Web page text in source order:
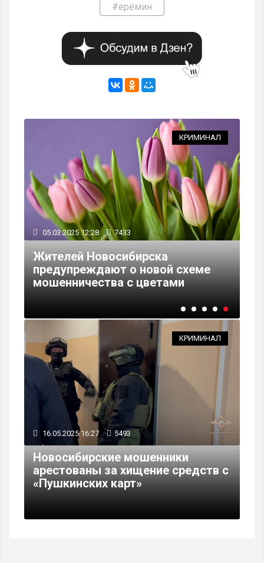
#ерёмин
КРИМИНАЛ
05.03.2025 12:28 7433
Жителей Новосибирска
предупреждают о новой схеме
мошенничества с цветами
КРИМИНАЛ
16.05.2025 16:27 5493
Новосибирские мошенники
арестованы за хищение средств с
«Пушкинских карт»